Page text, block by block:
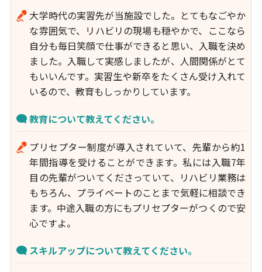
大学時代の実習先が当施設でした。とてもなごやか
な雰囲気で、リハビリの現場も穏やかで、ここなら
自分も毎日笑顔で仕事ができると思い、入職を決め
ました。入職して実感しましたが、人間関係がとて
もいいんです。実習生や新卒をたくさん受け入れて
いるので、教育もしっかりしています。
教育について教えてください。
プリセプター制度が導入されていて、先輩から約1
年間指導を受けることができます。私には入職7年
目の先輩がついてくださっていて、リハビリ業務は
もちろん、プライベートのことまで気軽に相談でき
ます。中途入職の方にもプリセプターがつくので安
心ですよ。
スキルアップについて教えてください。